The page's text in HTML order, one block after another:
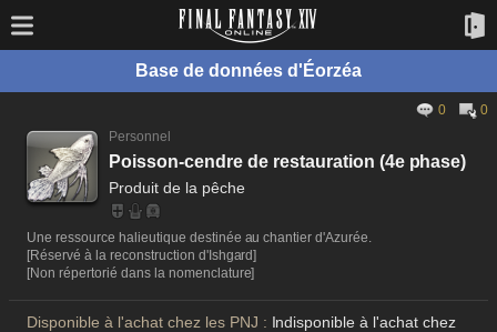
Base de données d'Éorzéa
0
0
Personnel
Poisson-cendre de restauration (4e phase)
Produit de la pêche
Une ressource halieutique destinée au chantier d'Azurée.
[Réservé à la reconstruction d'Ishgard]
[Non répertorié dans la nomenclature]
Disponible à l'achat chez les PNJ : Indisponible à l'achat chez